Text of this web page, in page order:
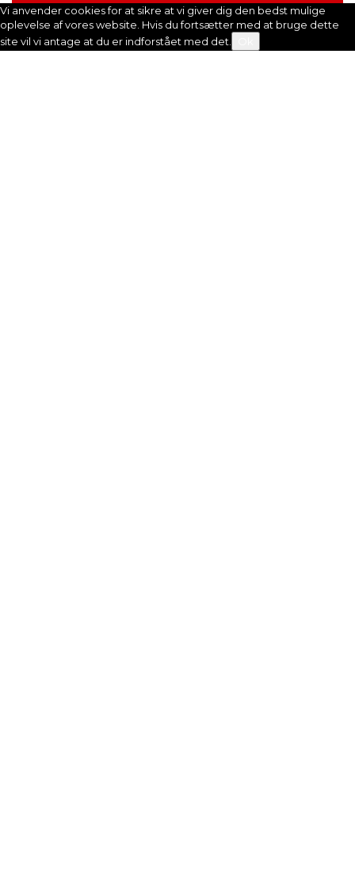
Vi anvender cookies for at sikre at vi giver dig den bedst mulige
oplevelse af vores website. Hvis du fortsætter med at bruge dette
site vil vi antage at du er indforstået med det.